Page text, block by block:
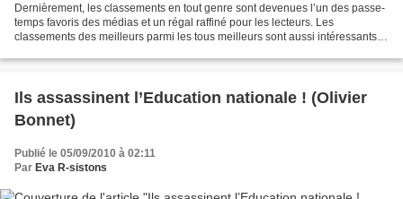
Dernièrement, les classements en tout genre sont devenues l’un des passe-
temps favoris des médias et un régal raffiné pour les lecteurs. Les
classements des meilleurs parmi les tous meilleurs sont aussi intéressants
Ils assassinent l’Education nationale ! (Olivier
Bonnet)
Publié le 05/09/2010 à 02:11
Par Eva R-sistons